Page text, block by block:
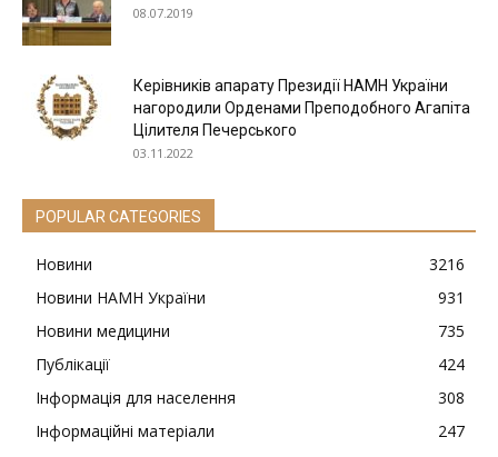
08.07.2019
Керівників апарату Президії НАМН України
нагородили Орденами Преподобного Агапіта
Цілителя Печерського
03.11.2022
POPULAR CATEGORIES
Новини
3216
Новини НАМН України
931
Новини медицини
735
Публікації
424
Інформація для населення
308
Інформаційні матеріали
247